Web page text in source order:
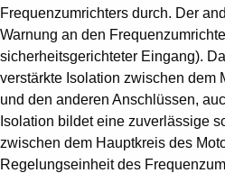
Frequenzumrichters durch. Der
Warnung an den
sicherheitsgerichteter Eingang).
verstärkte Isolation zwischen dem
und den anderen Anschlüssen,
Isolation bildet eine zuverlässige
zwischen dem Hauptkreis des
Regelungseinheit des